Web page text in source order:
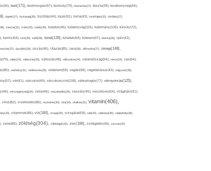
test(171), testmozgás(97), testsúly(79), testtartás(27), tészta(39), tevékenység(44),
tippek(27), tisztaság(35), tisztítás(44), tojás(91), torna(43), torokfájás(32), törődés(27),
trauma(31), trükk(25), tudás(30), tudatos(46), tudatosság(115), tudomány(106), túlsúly(72),
turmix(64), túró(29), tüdő(28), tünet(139), tünetek(64), türelem(47), uborka(26), újév(42),
újszülött(26), úszás(46), Utazás(85), Üdítő(26), ülőmunka(27), ünnep(148),
válás(24), választás(29), változás(48), változatos(24), várandósság(54), város(24), vas(64),
vashiány(31), védekezés(28), védelem(59), vegán(48), vegetáriánus(43), vegyszer(28),
vér(41), vércukor(49), vércukorszint(108), vérkeringés(77), vérnyomás(125),
vérszegénység(34), vese(46), veszekedés(29), veszély(45), veszélyes(54), világháló(41),
vírus(82), viselkedés(86), viszketés(30), vita(34), vitalitás(31), vitamin(406),
vitaminok(86), víz(184), vizsga(26), vizsgálat(59), zab(34), zabkása(36), zabpehely(36),
zene(85), zöldség(304), zöldségek(32), zsír(166), zsírégetés(46), zsírsav(25)